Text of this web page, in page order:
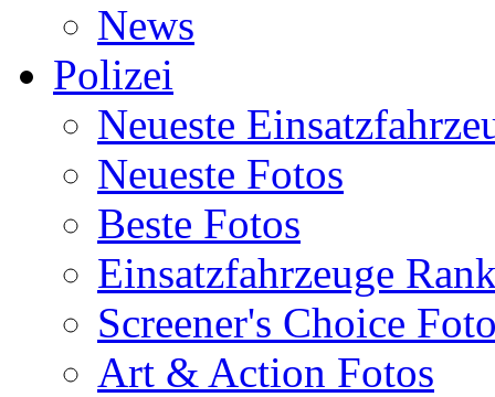
News
Polizei
Neueste
Neueste Fotos
Beste Fotos
Einsatzfahrzeuge
Screener's Choice
Art & Action Fotos